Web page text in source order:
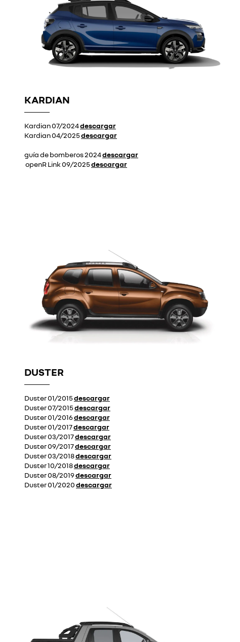
KARDIAN
Kardian 07/2024descargar
Kardian 04/2025descargar
guía de bomberos 2024descargar
openR Link 09/2025descargar
DUSTER
Duster 01/2015descargar
Duster 07/2015descargar
Duster 01/2016descargar
Duster 01/2017descargar
Duster 03/2017descargar
Duster 09/2017descargar
Duster 03/2018descargar
Duster 10/2018descargar
Duster 08/2019descargar
Duster 01/2020descargar